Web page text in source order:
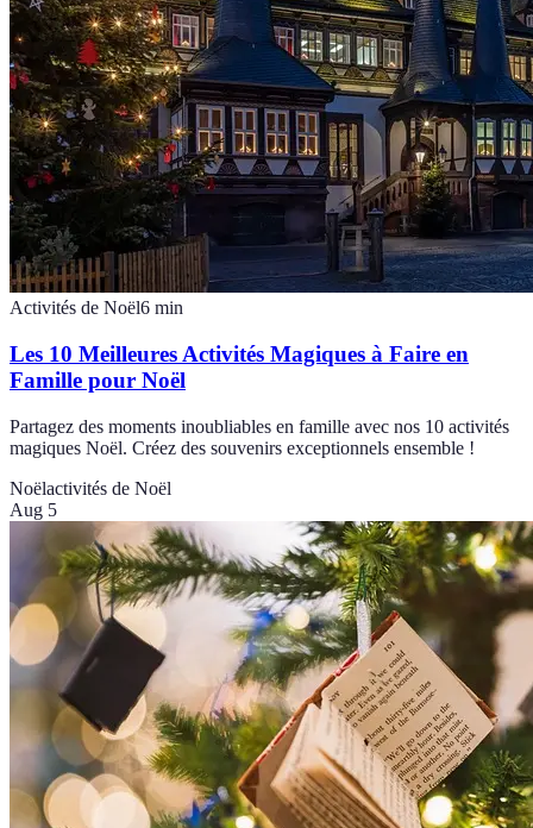
Activités de Noël6 min
Les 10 Meilleures Activités Magiques à Faire en
Famille pour Noël
Partagez des moments inoubliables en famille avec nos 10 activités
magiques Noël. Créez des souvenirs exceptionnels ensemble !
Noëlactivités de Noël
Aug 5